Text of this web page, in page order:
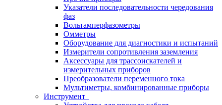
Указатели последовательности чередования
фаз
Вольтамперфазометры
Омметры
Оборудование для диагностики и испытаний
Измерители сопротивления заземления
Аксессуары для трассоискателей и
измерительных приборов
Преобразователи переменного тока
Мультиметры, комбинированные приборы
Инструмент